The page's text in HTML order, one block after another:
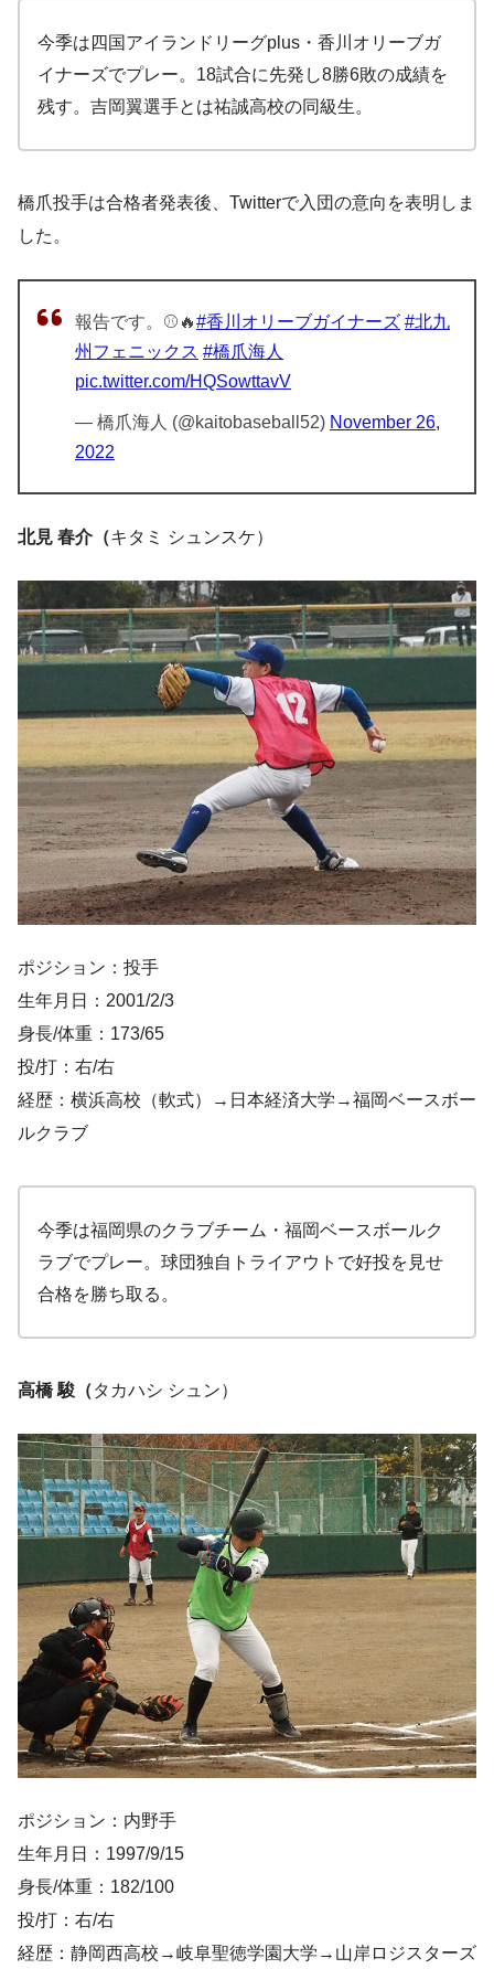
今季は四国アイランドリーグplus・香川オリーブガ
イナーズでプレー。18試合に先発し8勝6敗の成績を
残す。吉岡翼選手とは祐誠高校の同級生。
橋爪投手は合格者発表後、Twitterで入団の意向を表明しま
した。
報告です。⚾️🔥#香川オリーブガイナーズ #北九
州フェニックス #橋爪海人
pic.twitter.com/HQSowttavV
— 橋爪海人 (@kaitobaseball52) November 26,
2022
北見 春介（キタミ シュンスケ）
ポジション：投手
生年月日：2001/2/3
身長/体重：173/65
投/打：右/右
経歴：横浜高校（軟式）→日本経済大学→福岡ベースボー
ルクラブ
今季は福岡県のクラブチーム・福岡ベースボールク
ラブでプレー。球団独自トライアウトで好投を見せ
合格を勝ち取る。
高橋 駿（タカハシ シュン）
ポジション：内野手
生年月日：1997/9/15
身長/体重：182/100
投/打：右/右
経歴：静岡⻄高校→岐阜聖徳学園大学→山岸ロジスターズ